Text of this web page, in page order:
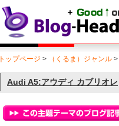
トップページ > （くるま）ジャンル >
Audi A5:アウディ カブリオレ